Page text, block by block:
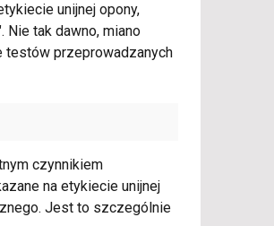
unijnej opony,
Nie tak dawno, miano
testów przeprowadzanych
czynnikiem
na etykiecie unijnej
Jest to szczególnie